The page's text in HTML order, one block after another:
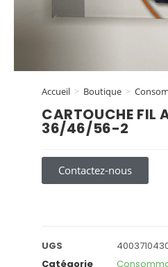
Accueil > Boutique >
CARTOUCHE FIL
36/46/56-2
Contactez-nous
UGS
Catégorie